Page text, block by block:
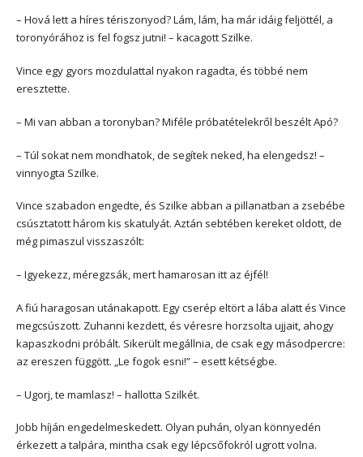
– Hová lett a híres tériszonyod? Lám, lám, ha már idáig feljöttél, a
toronyórához is fel fogsz jutni! – kacagott Szilke.
Vince egy gyors mozdulattal nyakon ragadta, és többé nem
eresztette.
– Mi van abban a toronyban? Miféle próbatételekről beszélt Apó?
– Túl sokat nem mondhatok, de segítek neked, ha elengedsz! –
vinnyogta Szilke.
Vince szabadon engedte, és Szilke abban a pillanatban a zsebébe
csúsztatott három kis skatulyát. Aztán sebtében kereket oldott, de
még pimaszul visszaszólt:
– Igyekezz, méregzsák, mert hamarosan itt az éjfél!
A fiú haragosan utánakapott. Egy cserép eltört a lába alatt és Vince
megcsúszott. Zuhanni kezdett, és véresre horzsolta ujjait, ahogy
kapaszkodni próbált. Sikerült megállnia, de csak egy másodpercre:
az ereszen függött. „Le fogok esni!” – esett kétségbe.
– Ugorj, te mamlasz! – hallotta Szilkét.
Jobb híján engedelmeskedett. Olyan puhán, olyan könnyedén
érkezett a talpára, mintha csak egy lépcsőfokról ugrott volna.